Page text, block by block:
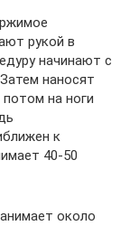
рукой в
начинают с
наносят
на ноги
к
40-50
около